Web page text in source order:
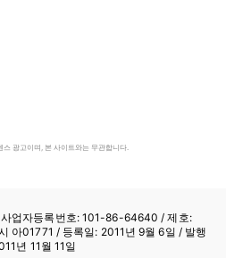
광고이며, 본 사이트와는 무관합니다.
사업자등록번호: 101-86-64640 / 제호:
아01771 / 등록일: 2011년 9월 6일 / 발행
년 11월 11일